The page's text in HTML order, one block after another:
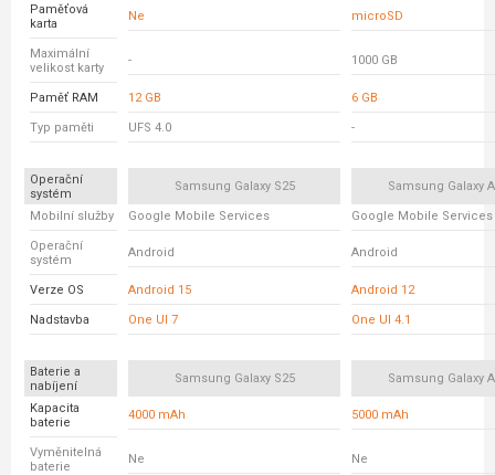
Paměťová
karta
Ne microSD
Maximální
velikost karty
- 1000 GB
Paměť RAM 12 GB 6 GB
Typ paměti UFS 4.0 -
Operační
systém
Samsung Galaxy S25 Samsung Galaxy
Mobilní služby Google Mobile Services Google Mobile Services
Operační
systém
Android Android
Verze OS Android 15 Android 12
Nadstavba One UI 7 One UI 4.1
Baterie a
nabíjení
Samsung Galaxy S25 Samsung Galaxy
Kapacita
baterie
4000 mAh 5000 mAh
Vyměnitelná
baterie
Ne Ne